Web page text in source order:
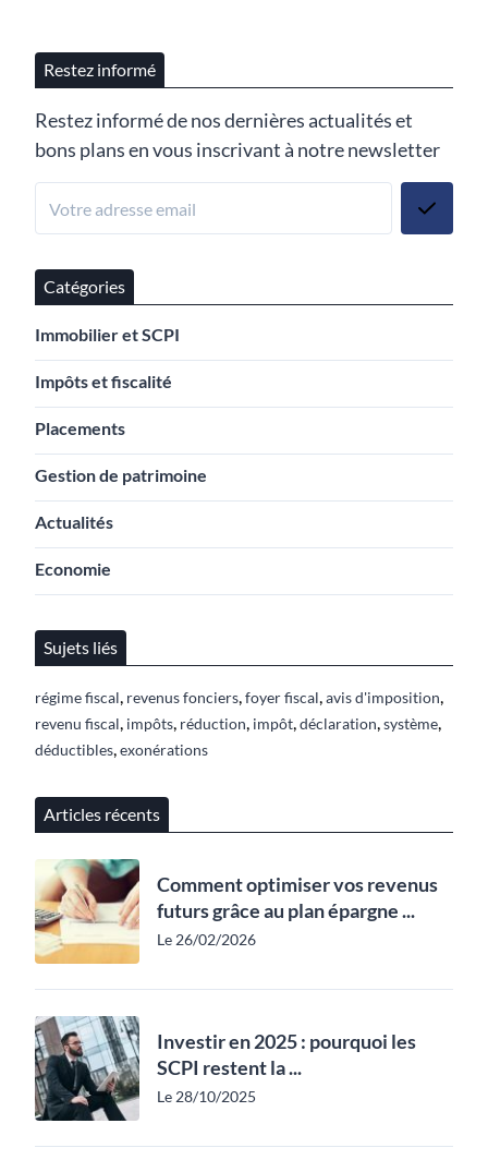
Restez informé
Restez informé de nos dernières actualités et
bons plans en vous inscrivant à notre newsletter
Catégories
Immobilier et SCPI
Impôts et fiscalité
Placements
Gestion de patrimoine
Actualités
Economie
Sujets liés
régime fiscal, revenus fonciers,foyer fiscal,avis d'imposition,
revenu fiscal, impôts, réduction, impôt,déclaration,système,
déductibles,exonérations
Articles récents
Comment optimiser vos revenus
futurs grâce au plan épargne ...
Le 26/02/2026
Investir en 2025 : pourquoi les
SCPI restent la ...
Le 28/10/2025